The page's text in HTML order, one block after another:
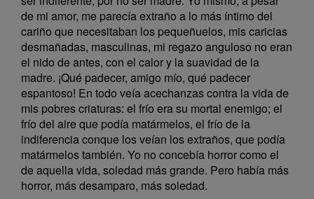
de mi amor, me parecía extraño a lo más íntimo del
cariño que necesitaban los pequeñuelos, mis caricias
desmañadas, masculinas, mi regazo anguloso no eran
el nido de antes, con el calor y la suavidad de la
madre. ¡Qué padecer, amigo mío, qué padecer
espantoso! En todo veía acechanzas contra la vida de
mis pobres criaturas: el frío era su mortal enemigo; el
frío del aire que podía matármelos, el frío de la
indiferencia conque los veían los extraños, que podía
matármelos también. Yo no concebía horror como el
de aquella vida, soledad más grande. Pero había más
horror, más desamparo, más soledad.